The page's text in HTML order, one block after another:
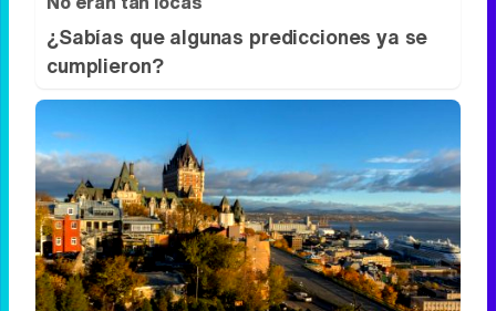
No eran tan locas
¿Sabías que algunas predicciones ya se